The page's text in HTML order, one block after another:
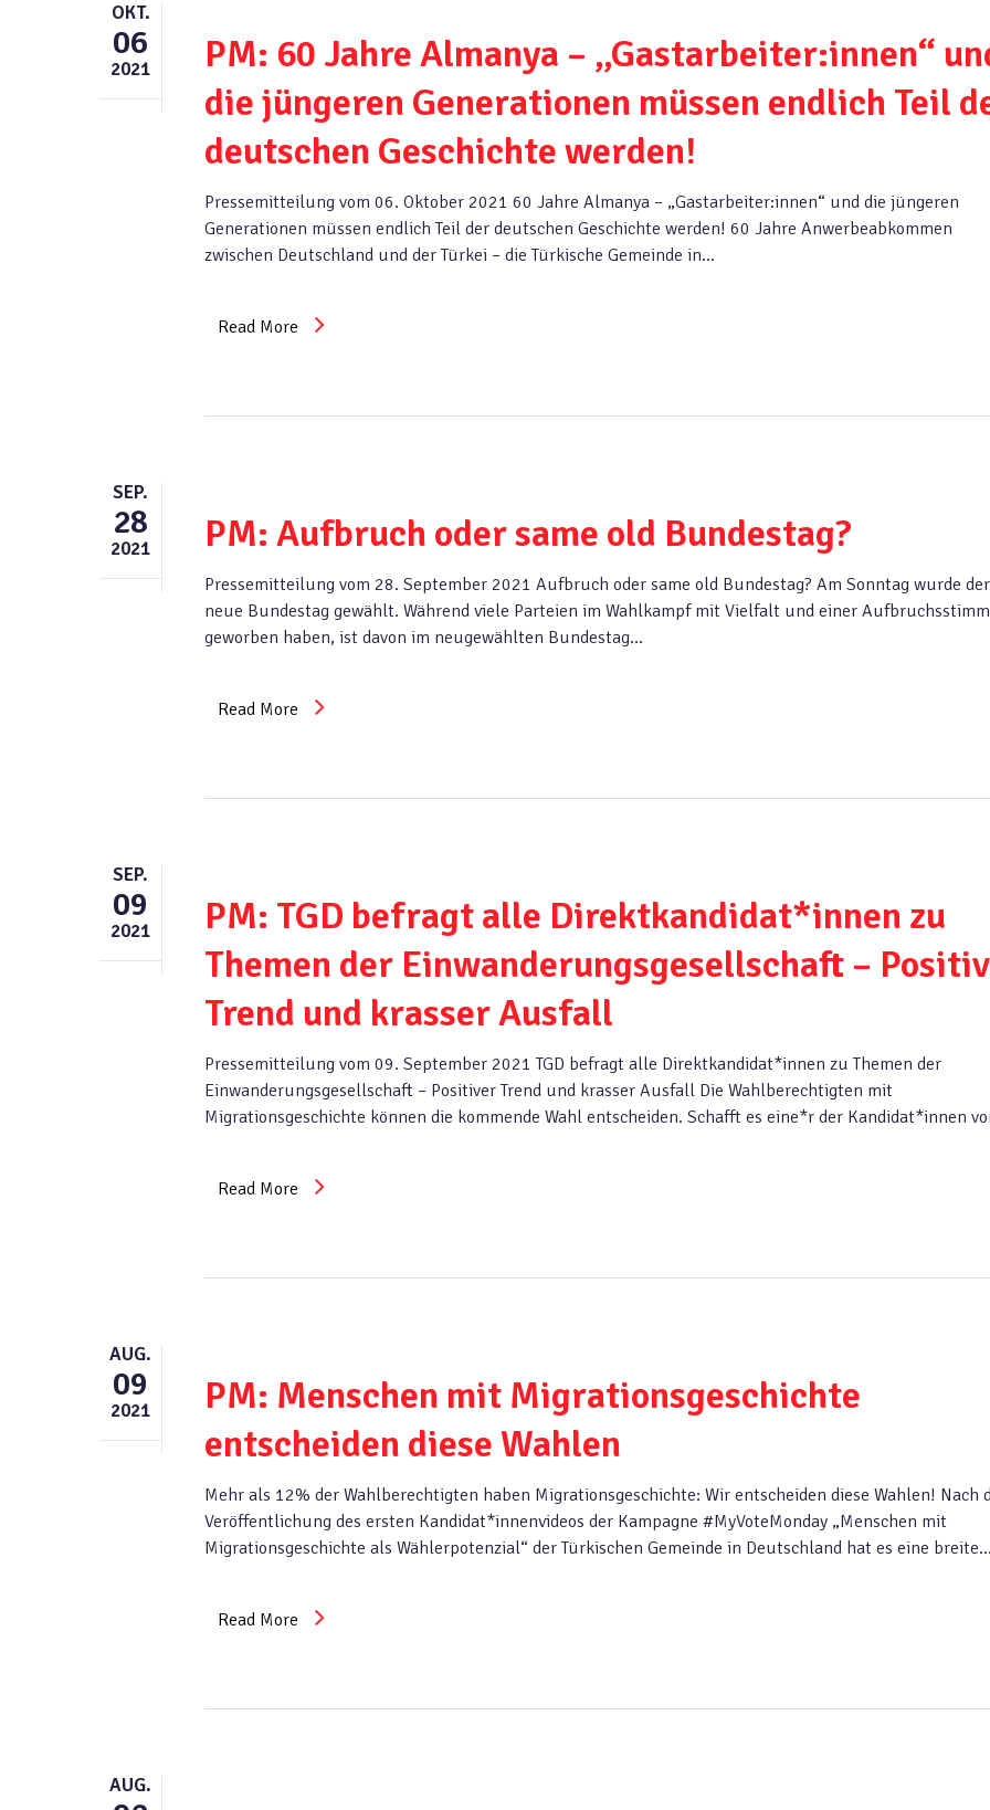
OKT.
06
2021
PM: 60 Jahre Almanya – „Gastarbeiter:innen“
die jüngeren Generationen müssen endlich Teil
deutschen Geschichte werden!
Pressemitteilung vom 06. Oktober 2021 60 Jahre Almanya – „Gastarbeiter:innen“ und die jüngeren
Generationen müssen endlich Teil der deutschen Geschichte werden! 60 Jahre Anwerbeabkommen
zwischen Deutschland und der Türkei – die Türkische Gemeinde in...
Read More
SEP.
28
2021 PM: Aufbruch oder same old Bundestag?
Pressemitteilung vom 28. September 2021 Aufbruch oder same old Bundestag? Am Sonntag wurde der
neue Bundestag gewählt. Während viele Parteien im Wahlkampf mit Vielfalt und einer
geworben haben, ist davon im neugewählten Bundestag…
Read More
SEP.
09
2021
PM: TGD befragt alle Direktkandidat*innen zu
Themen der Einwanderungsgesellschaft –
Trend und krasser Ausfall
Pressemitteilung vom 09. September 2021 TGD befragt alle Direktkandidat*innen zu Themen der
Einwanderungsgesellschaft – Positiver Trend und krasser Ausfall Die Wahlberechtigten mit
Migrationsgeschichte können die kommende Wahl entscheiden. Schafft es eine*r der Kandidat*innen
Read More
AUG.
09
2021
PM: Menschen mit Migrationsgeschichte
entscheiden diese Wahlen
Mehr als 12% der Wahlberechtigten haben Migrationsgeschichte: Wir entscheiden diese Wahlen! Nach
Veröffentlichung des ersten Kandidat*innenvideos der Kampagne #MyVoteMonday „Menschen mit
Migrationsgeschichte als Wählerpotenzial“ der Türkischen Gemeinde in Deutschland hat es eine
Read More
AUG.